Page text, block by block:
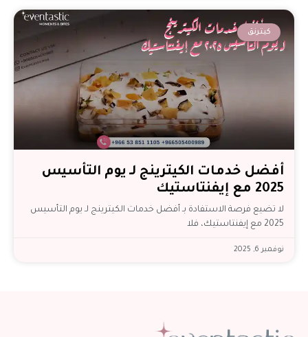
كيترنق
أفضل خدمات الكيترينج لـ يوم التأسيس
2025 مع إيفنتاستيك
لا تضيع فرصة الاستفادة بـ أفضل خدمات الكيترينج لـ يوم التأسيس
2025 مع إيفنتاستيك، فلا
نوفمبر 6, 2025